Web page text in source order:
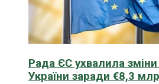
Рада ЄС ухвалила
України заради €8,3